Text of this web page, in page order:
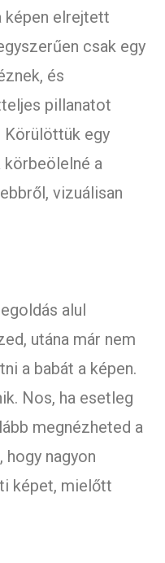
képen elrejtett
csak egy
és
pillanatot
Körülöttük egy
körbeölelné a
vizuálisan
alul
utána már nem
a babát a képen.
Nos, ha esetleg
megnézheted a
hogy nagyon
képet, mielőtt